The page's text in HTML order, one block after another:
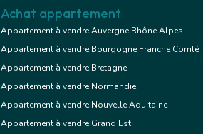
Achat appartement
Appartement à vendre Auvergne Rhône Alpes
Appartement à vendre Bourgogne Franche Comté
Appartement à vendre Bretagne
Appartement à vendre Normandie
Appartement à vendre Nouvelle Aquitaine
Appartement à vendre Grand Est